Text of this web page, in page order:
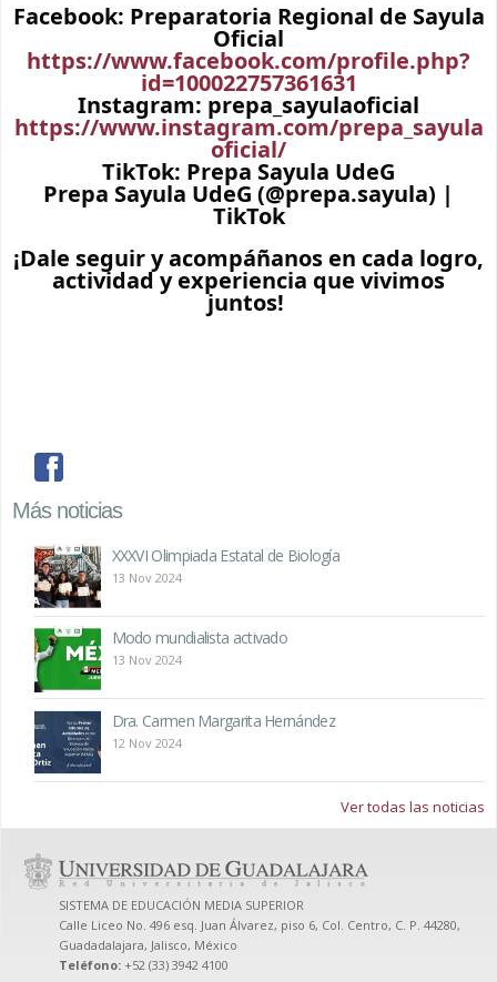
Facebook: Preparatoria Regional de Sayula
Oficial
https://www.facebook.com/profile.php?
id=100022757361631
Instagram: prepa_sayulaoficial
https://www.instagram.com/prepa_sayula
oficial/
TikTok: Prepa Sayula UdeG
Prepa Sayula UdeG (@prepa.sayula) |
TikTok
¡Dale seguir y acompáñanos en cada logro,
actividad y experiencia que vivimos
juntos!
Más noticias
XXXVI Olimpiada Estatal de Biología
13 Nov 2024
Modo mundialista activado
13 Nov 2024
Dra. Carmen Margarita Hernández
12 Nov 2024
Ver todas las noticias
SISTEMA DE EDUCACIÓN MEDIA SUPERIOR
Calle Liceo No. 496 esq. Juan Álvarez, piso 6, Col. Centro, C. P. 44280,
Guadadalajara, Jalisco, México
Teléfono: +52 (33) 3942 4100